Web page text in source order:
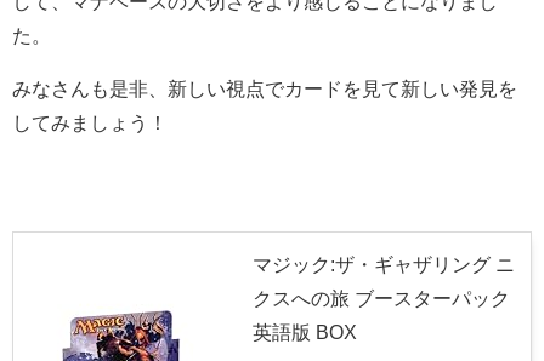
た。
みなさんも是非、新しい視点でカードを見て新しい発見を
してみましょう！
マジック:ザ・ギャザリング ニ
クスへの旅 ブースターパック
英語版 BOX